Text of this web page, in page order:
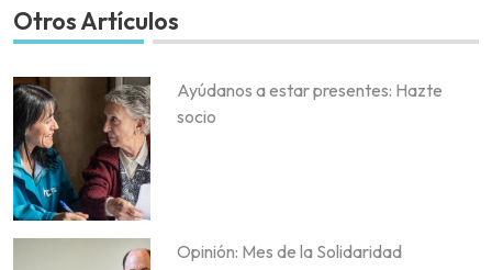
Otros Artículos
Ayúdanos a estar presentes: Hazte
socio
Opinión: Mes de la Solidaridad